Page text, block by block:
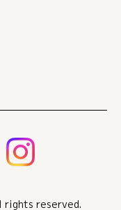
rights reserved.